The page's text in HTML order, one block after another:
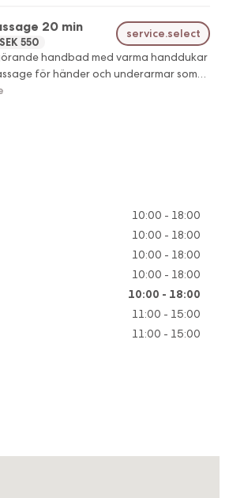
20 min
SEK 550
service.select
handbad med varma handdukar
för händer och underarmar som
för friskvård.
10:00 - 18:00
10:00 - 18:00
10:00 - 18:00
10:00 - 18:00
10:00 - 18:00
11:00 - 15:00
11:00 - 15:00